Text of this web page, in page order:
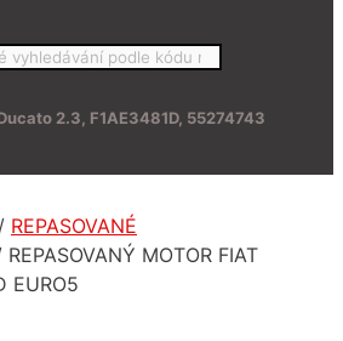
2.3, F1AE3481D, 55274743
/ REPASOVANÉ
REPASOVANÝ MOTOR FIAT
EURO5